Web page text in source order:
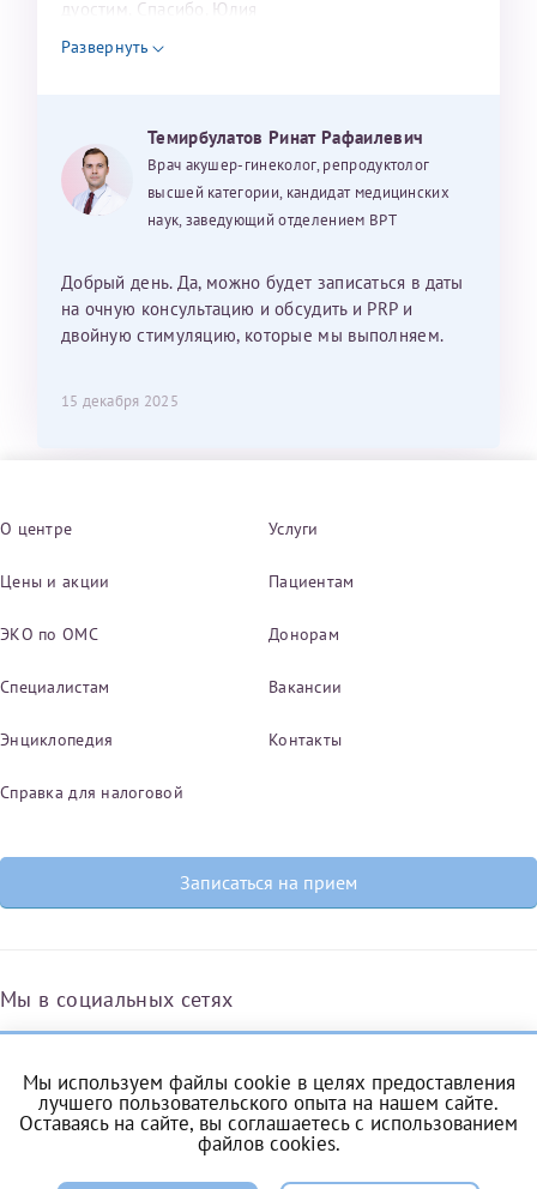
дуостим. Спасибо. Юлия
Развернуть
Темирбулатов Ринат Рафаилевич
Врач акушер-гинеколог, репродуктолог
высшей категории, кандидат медицинских
наук, заведующий отделением ВРТ
Добрый день. Да, можно будет записаться в даты
на очную консультацию и обсудить и PRP и
двойную стимуляцию, которые мы выполняем.
15 декабря 2025
О центре Услуги
Цены и акции Пациентам
ЭКО по ОМС Донорам
Специалистам Вакансии
Энциклопедия Контакты
Справка для налоговой
Записаться на прием
Мы в социальных сетях
Вконтакте ОдноклассникиЯндекс.Дзен Telegram Max
Мы используем файлы cookie в целях предоставления
лучшего пользовательского опыта на нашем сайте.
Оставаясь на сайте, вы соглашаетесь с использованием
файлов cookies.